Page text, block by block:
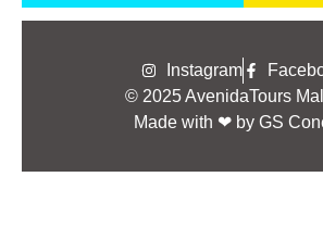
Instagram
© 2025 AvenidaTours
Made with ❤ by GS